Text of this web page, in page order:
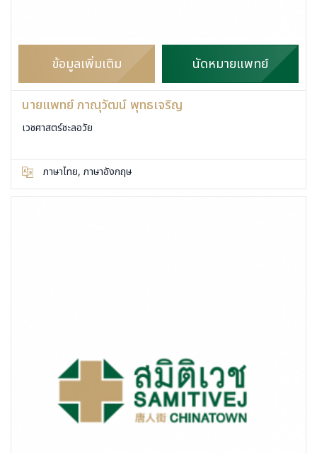
ข้อมูลเพิ่มเติม นัดหมายแพทย์
นายแพทย์ ภาณุวัฒน์ พุทธเจริญ
เวชศาสตร์ชะลอวัย
ภาษาไทย, ภาษาอังกฤษ